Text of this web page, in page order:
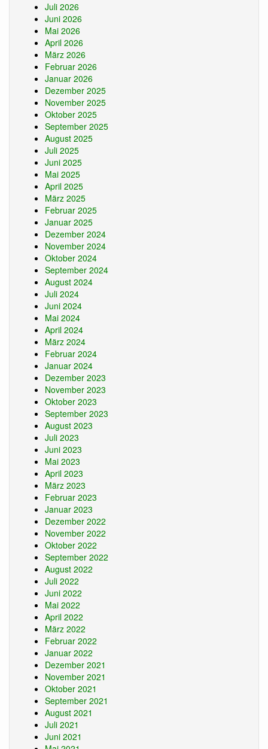
Juli 2026
Juni 2026
Mai 2026
April 2026
März 2026
Februar 2026
Januar 2026
Dezember 2025
November 2025
Oktober 2025
September 2025
August 2025
Juli 2025
Juni 2025
Mai 2025
April 2025
März 2025
Februar 2025
Januar 2025
Dezember 2024
November 2024
Oktober 2024
September 2024
August 2024
Juli 2024
Juni 2024
Mai 2024
April 2024
März 2024
Februar 2024
Januar 2024
Dezember 2023
November 2023
Oktober 2023
September 2023
August 2023
Juli 2023
Juni 2023
Mai 2023
April 2023
März 2023
Februar 2023
Januar 2023
Dezember 2022
November 2022
Oktober 2022
September 2022
August 2022
Juli 2022
Juni 2022
Mai 2022
April 2022
März 2022
Februar 2022
Januar 2022
Dezember 2021
November 2021
Oktober 2021
September 2021
August 2021
Juli 2021
Juni 2021